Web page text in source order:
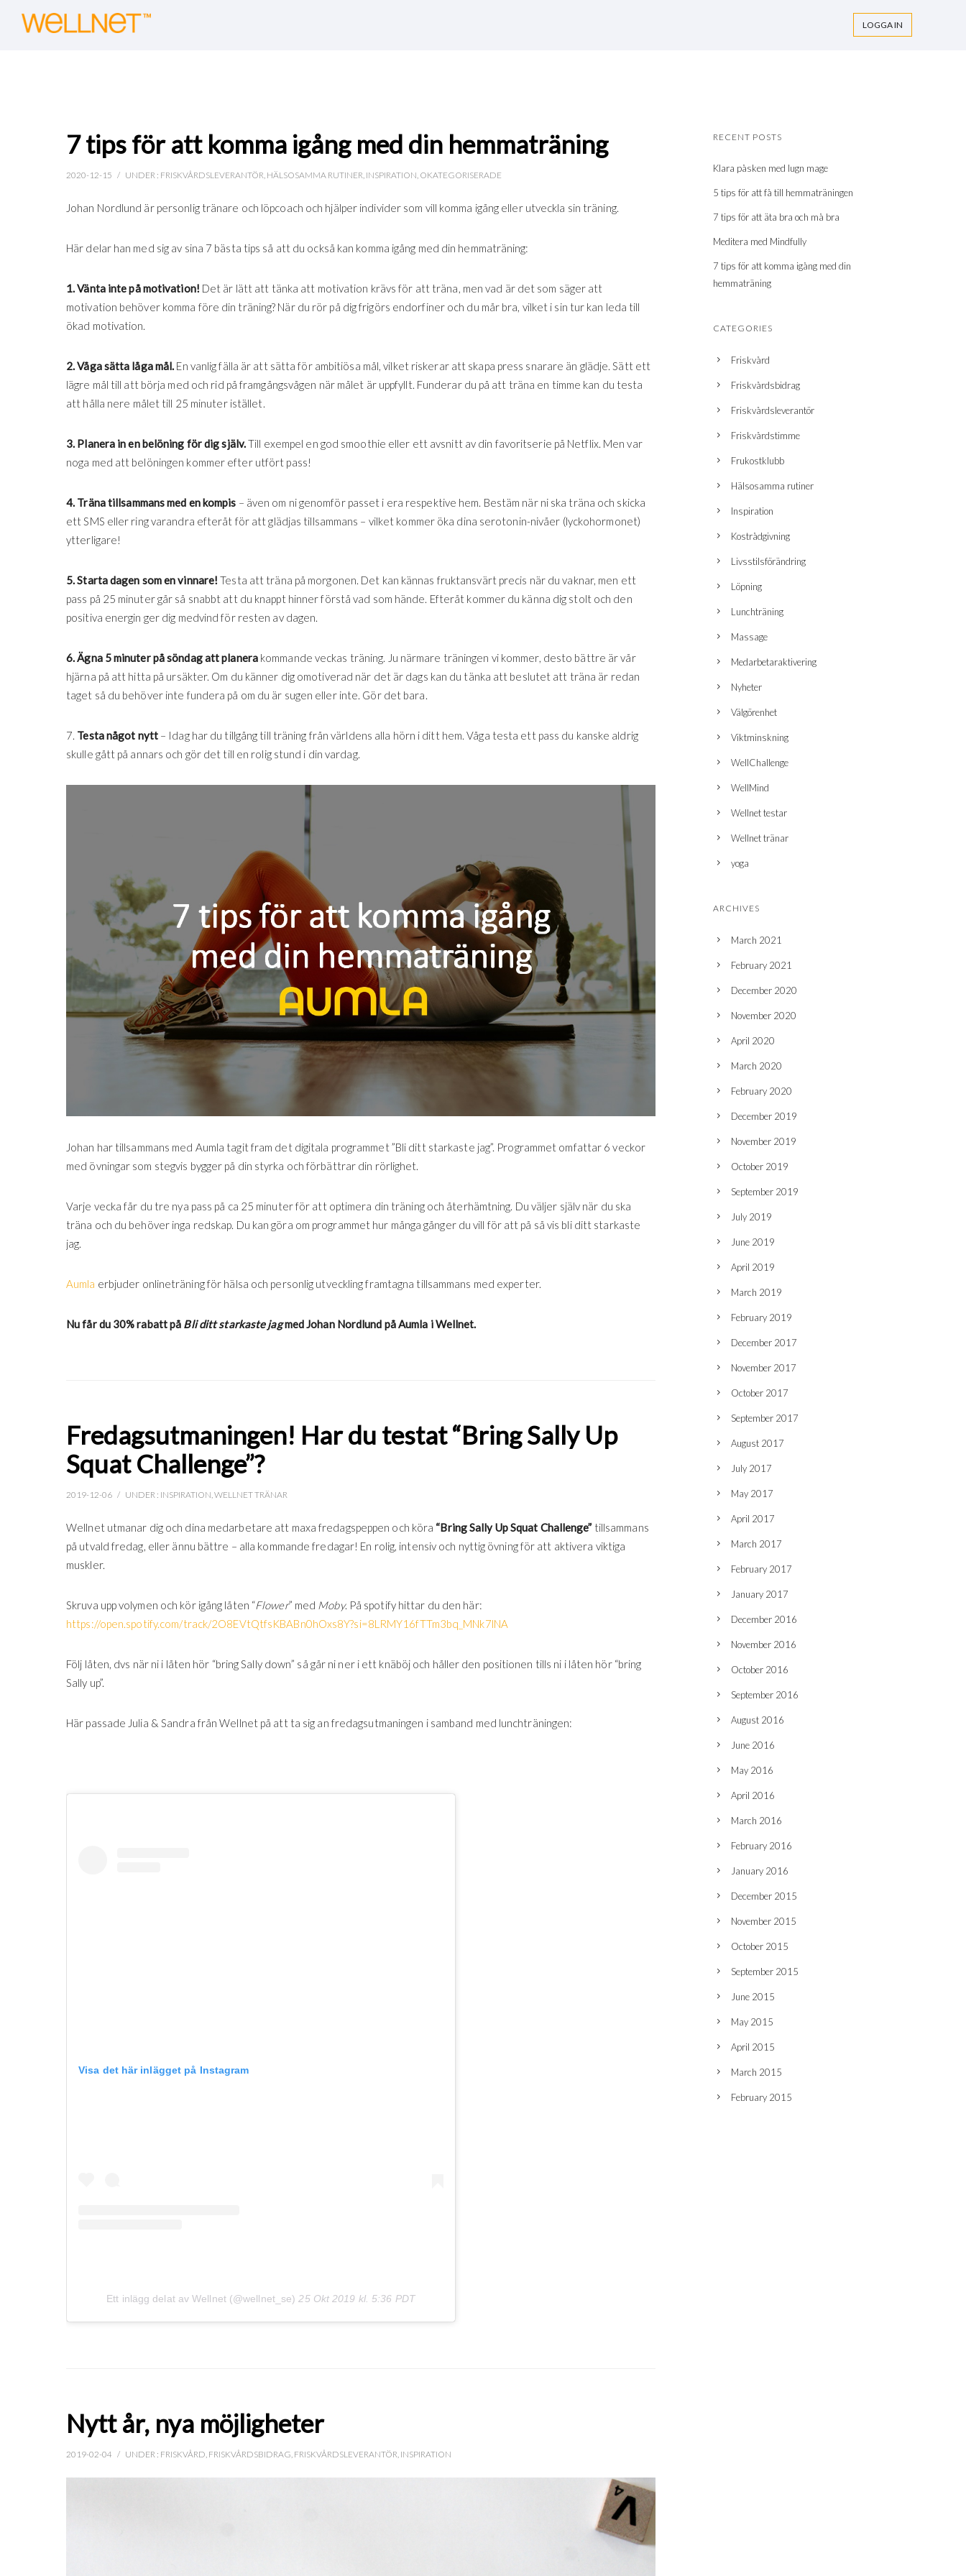
LOGGA IN
7 tips för att komma igång med din hemmaträning
2020-12-15 / UNDER : FRISKVÅRDSLEVERANTÖR, HÄLSOSAMMA RUTINER, INSPIRATION, OKATEGORISERADE
Johan Nordlund är personlig tränare och löpcoach och hjälper individer som vill komma igång eller utveckla sin träning.
Här delar han med sig av sina 7 bästa tips så att du också kan komma igång med din hemmaträning:
1.Vänta inte på motivation! Det är lätt att tänka att motivation krävs för att träna, men vad är det som säger att
motivation behöver komma före din träning? När du rör på dig frigörs endorfiner och du mår bra, vilket i sin tur kan leda till
ökad motivation.
2. Våga sätta låga mål. En vanlig fälla är att sätta för ambitiösa mål, vilket riskerar att skapa press snarare än glädje. Sätt ett
lägre mål till att börja med och rid på framgångsvågen när målet är uppfyllt. Funderar du på att träna en timme kan du testa
att hålla nere målet till 25 minuter istället.
3. Planera in en belöning för dig själv.Till exempel en god smoothie eller ett avsnitt av din favoritserie på Netflix. Men var
noga med att belöningen kommer efter utfört pass!
4. Träna tillsammans med en kompis – även om ni genomför passet i era respektive hem. Bestäm när ni ska träna och skicka
ett SMS eller ring varandra efteråt för att glädjas tillsammans – vilket kommer öka dina serotonin-nivåer (lyckohormonet)
ytterligare!
5. Starta dagen som en vinnare!Testa att träna på morgonen. Det kan kännas fruktansvärt precis när du vaknar, men ett
pass på 25 minuter går så snabbt att du knappt hinner förstå vad som hände. Efteråt kommer du känna dig stolt och den
positiva energin ger dig medvind för resten av dagen.
6. Ägna 5 minuter på söndag att planerakommande veckas träning. Ju närmare träningen vi kommer, desto bättre är vår
hjärna på att hitta på ursäkter. Om du känner dig omotiverad när det är dags kan du tänka att beslutet att träna är redan
taget så du behöver inte fundera på om du är sugen eller inte. Gör det bara.
7. Testa något nytt– Idag har du tillgång till träning från världens alla hörn i ditt hem. Våga testa ett pass du kanske aldrig
skulle gått på annars och gör det till en rolig stund i din vardag.
Johan har tillsammans med Aumla tagit fram det digitala programmet ”Bli ditt starkaste jag”. Programmet omfattar 6 veckor
med övningar som stegvis bygger på din styrka och förbättrar din rörlighet.
Varje vecka får du tre nya pass på ca 25 minuter för att optimera din träning och återhämtning. Du väljer själv när du ska
träna och du behöver inga redskap. Du kan göra om programmet hur många gånger du vill för att på så vis bli ditt starkaste
jag.
Aumla erbjuder onlineträning för hälsa och personlig utveckling framtagna tillsammans med experter.
Nu får du 30% rabatt på Bli ditt starkaste jagmed Johan Nordlund på Aumla i Wellnet.
Fredagsutmaningen! Har du testat “Bring Sally Up
Squat Challenge”?
2019-12-06 / UNDER : INSPIRATION,WELLNET TRÄNAR
Wellnet utmanar dig och dina medarbetare att maxa fredagspeppen och köra “Bring Sally Up Squat Challenge” tillsammans
på utvald fredag, eller ännu bättre – alla kommande fredagar! En rolig, intensiv och nyttig övning för att aktivera viktiga
muskler.
Skruva upp volymen och kör igång låten “Flower” med Moby. På spotify hittar du den här:
https://open.spotify.com/track/2O8EVtQtfsKBABn0hOxs8Y?si=8LRMY16fTTm3bq_MNk7lNA
Följ låten, dvs när ni i låten hör “bring Sally down” så går ni ner i ett knäböj och håller den positionen tills ni i låten hör “bring
Sally up”.
Här passade Julia & Sandra från Wellnet på att ta sig an fredagsutmaningen i samband med lunchträningen:
Visa det här inlägget på Instagram
Ett inlägg delat av Wellnet (@wellnet_se) 25 Okt 2019 kl. 5:36 PDT
Nytt år, nya möjligheter
2019-02-04 / UNDER : FRISKVÅRD FRISKVÅRDSBIDRAG FRISKVÅRDSLEVERANTÖR INSPIRATION
RECENT POSTS
Klara påsken med lugn mage
5 tips för att få till hemmaträningen
7 tips för att äta bra och må bra
Meditera med Mindfully
7 tips för att komma igång med din
hemmaträning
CATEGORIES
Friskvård
Friskvårdsbidrag
Friskvårdsleverantör
Friskvårdstimme
Frukostklubb
Hälsosamma rutiner
Inspiration
Kostrådgivning
Livsstilsförändring
Löpning
Lunchträning
Massage
Medarbetaraktivering
Nyheter
Välgörenhet
Viktminskning
WellChallenge
WellMind
Wellnet testar
Wellnet tränar
yoga
ARCHIVES
March 2021
February 2021
December 2020
November 2020
April 2020
March 2020
February 2020
December 2019
November 2019
October 2019
September 2019
July 2019
June 2019
April 2019
March 2019
February 2019
December 2017
November 2017
October 2017
September 2017
August 2017
July 2017
May 2017
April 2017
March 2017
February 2017
January 2017
December 2016
November 2016
October 2016
September 2016
August 2016
June 2016
May 2016
April 2016
March 2016
February 2016
January 2016
December 2015
November 2015
October 2015
September 2015
June 2015
May 2015
April 2015
March 2015
February 2015